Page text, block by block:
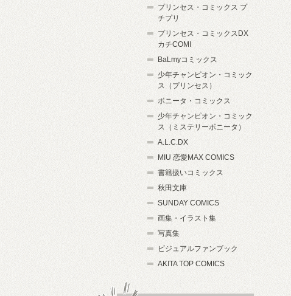
プリンセス・コミックス プ
チプリ
プリンセス・コミックスDX
カチCOMI
BaLmyコミックス
少年チャンピオン・コミック
ス（プリンセス）
ボニータ・コミックス
少年チャンピオン・コミック
ス（ミステリーボニータ）
A.L.C.DX
MIU 恋愛MAX COMICS
書籍扱いコミックス
秋田文庫
SUNDAY COMICS
画集・イラスト集
写真集
ビジュアルファンブック
AKITA TOP COMICS